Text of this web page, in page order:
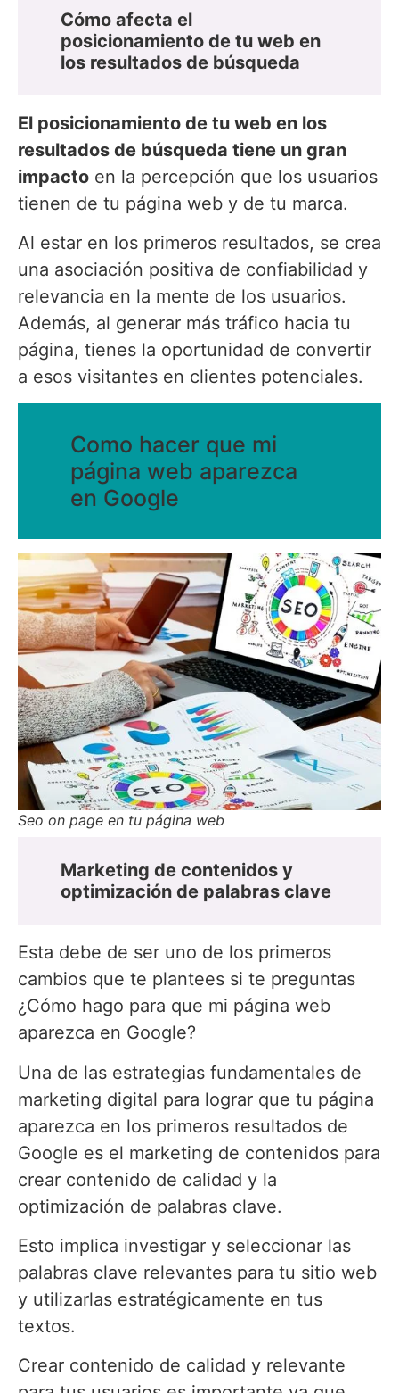
Cómo afecta el
posicionamiento de tu web en
los resultados de búsqueda
El posicionamiento de tu web en los
resultados de búsqueda tiene un gran
impacto en la percepción que los usuarios
tienen de tu página web y de tu marca.
Al estar en los primeros resultados, se crea
una asociación positiva de confiabilidad y
relevancia en la mente de los usuarios.
Además, al generar más tráfico hacia tu
página, tienes la oportunidad de convertir
a esos visitantes en clientes potenciales.
Como hacer que mi
página web aparezca
en Google
Seo on page en tu página web
Marketing de contenidos y
optimización de palabras clave
Esta debe de ser uno de los primeros
cambios que te plantees si te preguntas
¿Cómo hago para que mi página web
aparezca en Google?
Una de las estrategias fundamentales de
marketing digital para lograr que tu página
aparezca en los primeros resultados de
Google es el marketing de contenidos para
crear contenido de calidad y la
optimización de palabras clave.
Esto implica investigar y seleccionar las
palabras clave relevantes para tu sitio web
y utilizarlas estratégicamente en tus
textos.
Crear contenido de calidad y relevante